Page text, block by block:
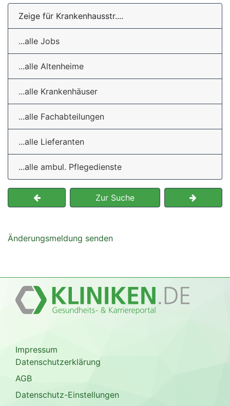
Zeige für Krankenhausstr....
...alle Jobs
...alle Altenheime
...alle Krankenhäuser
...alle Fachabteilungen
...alle Lieferanten
...alle ambul. Pflegedienste
Zur Suche
Änderungsmeldung senden
Impressum
Datenschutzerklärung
AGB
Datenschutz-Einstellungen